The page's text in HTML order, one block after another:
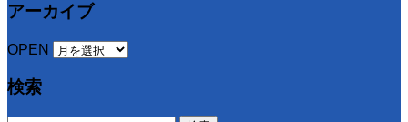
アーカイブ
OPEN
検索